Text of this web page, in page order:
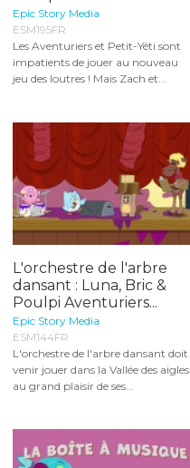
Epic Story Media
ESM195FR
Les Aventuriers et Petit-Yéti sont
impatients de jouer au nouveau
jeu des loutres ! Mais Zach et...
L'orchestre de l'arbre
dansant : Luna, Bric &
Poulpi Aventuriers...
Epic Story Media
ESM144FR
L'orchestre de l'arbre dansant doit
venir jouer dans la Vallée des aigles
au grand plaisir de ses...